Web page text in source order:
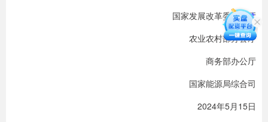
国家发展改革委办公厅
农业农村部办公厅
商务部办公厅
国家能源局综合司
2024年5月15日